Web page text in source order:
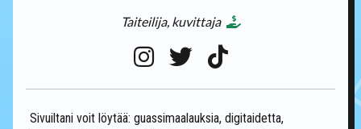
Taiteilija, kuvittaja
Sivuiltani voit löytää: guassimaalauksia, digitaidetta,